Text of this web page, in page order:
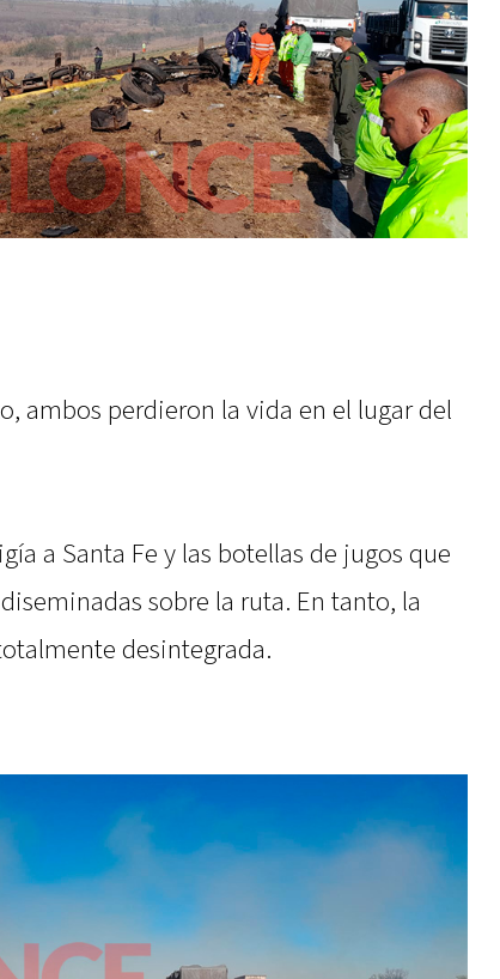
ambos perdieron la vida en el lugar del
a Santa Fe y las botellas de jugos que
sobre la ruta. En tanto, la
desintegrada.